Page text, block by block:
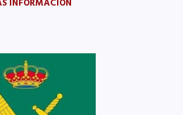
INFORMACIÓN